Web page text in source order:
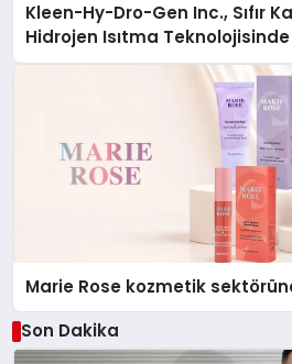
Kleen-Hy-Dro-Gen Inc., Sıfır
Hidrojen Isıtma Teknolojisinde
Düzenleyici Onaylarını Aldı
Marie Rose kozmetik
Son Dakika